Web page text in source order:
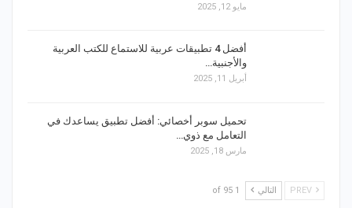
مايو 12, 2025
أفضل 4 تطبيقات عربية للاستماع للكتب العربية
والأجنبية…
أبريل 11, 2025
تحميل سوبر أخصائي: أفضل تطبيق يساعدك في
التعامل مع ذوي…
مارس 18, 2025
التالي 1 of 95